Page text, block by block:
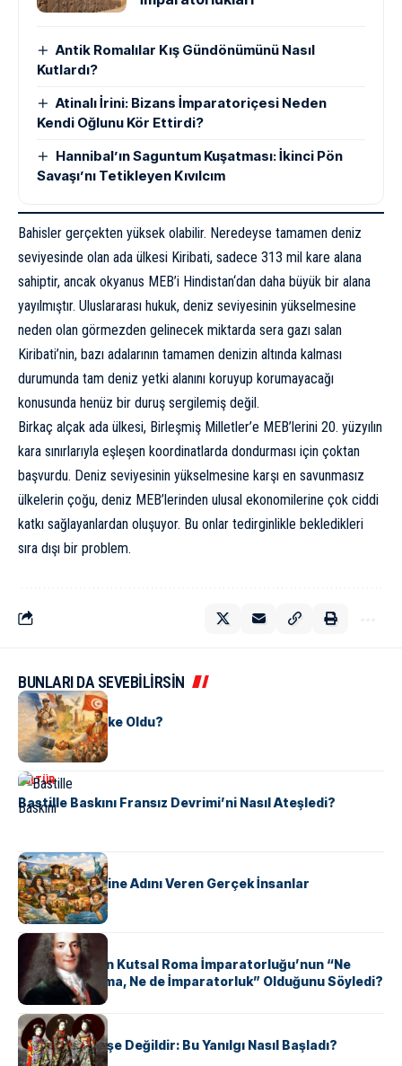
Antik Romalılar Kış Gündönümünü Nasıl
Kutlardı?
Atinalı İrini: Bizans İmparatoriçesi Neden
Kendi Oğlunu Kör Ettirdi?
Hannibal’ın Saguntum Kuşatması: İkinci Pön
Savaşı’nı Tetikleyen Kıvılcım
Bahisler gerçekten yüksek olabilir. Neredeyse tamamen deniz
seviyesinde olan ada ülkesi Kiribati, sadece 313 mil kare alana
sahiptir, ancak okyanus MEB’i Hindistan‘dan daha büyük bir alana
yayılmıştır. Uluslararası hukuk, deniz seviyesinin yükselmesine
neden olan görmezden gelinecek miktarda sera gazı salan
Kiribati’nin, bazı adalarının tamamen denizin altında kalması
durumunda tam deniz yetki alanını koruyup korumayacağı
konusunda henüz bir duruş sergilemiş değil.
Birkaç alçak ada ülkesi, Birleşmiş Milletler’e MEB’lerini 20. yüzyılın
kara sınırlarıyla eşleşen koordinatlarda dondurması için çoktan
başvurdu. Deniz seviyesinin yükselmesine karşı en savunmasız
ülkelerin çoğu, deniz MEB’lerinden ulusal ekonomilerine çok ciddi
katkı sağlayanlardan oluşuyor. Bu onlar tedirginlikle bekledikleri
sıra dışı bir problem.
BUNLARI DA SEVEBİLİRSİN
KÜLTÜR
Tunus Nasıl Ülke Oldu?
KÜLTÜR
Bastille Baskını Fransız Devrimi’ni Nasıl Ateşledi?
KÜLTÜR
ABD Eyaletlerine Adını Veren Gerçek İnsanlar
KÜLTÜR
Voltaire Neden Kutsal Roma İmparatorluğu’nun “Ne
Kutsal, Ne Roma, Ne de İmparatorluk” Olduğunu Söyledi?
KÜLTÜR
Geyşalar Fahişe Değildir: Bu Yanılgı Nasıl Başladı?